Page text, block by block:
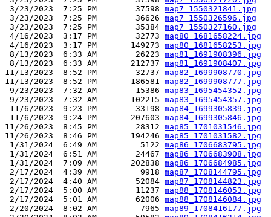
3/23/2023  7:25 PM        37598 map7_1550321841.jpg
3/23/2023  7:25 PM        36626 map7_1550326596.jpg
3/23/2023  7:25 PM        35384 map7_1550327160.jpg
4/16/2023  3:17 PM        32773 map80_1681658224.jpg
4/16/2023  3:17 PM       149273 map80_1681658253.jpg
8/13/2023  6:33 AM        26223 map81_1691908396.jpg
8/13/2023  6:33 AM       212737 map81_1691908407.jpg
11/13/2023  8:52 PM        32737 map82_1699908770.jpg
11/13/2023  8:52 PM       186581 map82_1699908777.jpg
9/23/2023  7:32 AM        15386 map83_1695454352.jpg
9/23/2023  7:32 AM       102215 map83_1695454357.jpg
11/6/2023  9:23 PM        33198 map84_1699305839.jpg
11/6/2023  9:24 PM       207603 map84_1699305846.jpg
11/26/2023  8:45 PM        28312 map85_1701031546.jpg
11/26/2023  8:46 PM       194246 map85_1701031582.jpg
1/31/2024  6:49 AM         5122 map86_1706683795.jpg
1/31/2024  6:51 AM        24467 map86_1706683908.jpg
1/31/2024  7:09 AM       202838 map86_1706684985.jpg
2/17/2024  4:39 AM         9918 map87_1708144795.jpg
2/17/2024  4:40 AM        52084 map87_1708144823.jpg
2/17/2024  5:00 AM        11237 map88_1708146053.jpg
2/17/2024  5:01 AM        62006 map88_1708146084.jpg
2/20/2024  8:02 AM         7965 map89_1708416177.jpg